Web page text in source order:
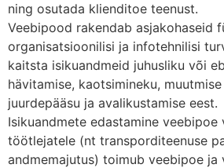
ning osutada klienditoe teenust.
Veebipood rakendab asjakohaseid
organisatsioonilisi ja infotehnilisi
kaitsta isikuandmeid juhusliku või
hävitamise, kaotsimineku,
juurdepääsu ja avalikustamise eest.
Isikuandmete edastamine veebipoe
töötlejatele (nt transporditeenuse
andmemajutus) toimub veebipoe ja